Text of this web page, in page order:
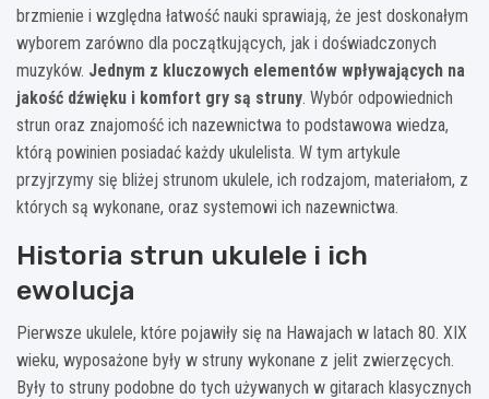
brzmienie i względna łatwość nauki sprawiają, że jest doskonałym
wyborem zarówno dla początkujących, jak i doświadczonych
muzyków. Jednym z kluczowych elementów wpływających na
jakość dźwięku i komfort gry są struny. Wybór odpowiednich
strun oraz znajomość ich nazewnictwa to podstawowa wiedza,
którą powinien posiadać każdy ukulelista. W tym artykule
przyjrzymy się bliżej strunom ukulele, ich rodzajom, materiałom, z
których są wykonane, oraz systemowi ich nazewnictwa.
Historia strun ukulele i ich
ewolucja
Pierwsze ukulele, które pojawiły się na Hawajach w latach 80. XIX
wieku, wyposażone były w struny wykonane z jelit zwierzęcych.
Były to struny podobne do tych używanych w gitarach klasycznych